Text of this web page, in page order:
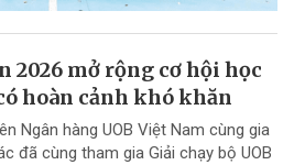
2026 mở rộng cơ hội học
hoàn cảnh khó khăn
Ngân hàng UOB Việt Nam cùng gia
đã cùng tham gia Giải chạy bộ UOB